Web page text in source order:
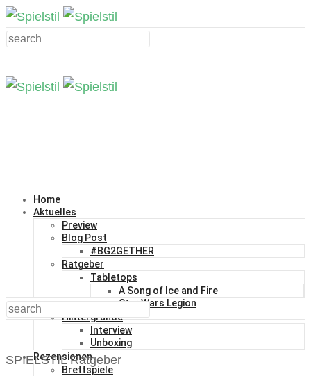
Home
Aktuelles
Preview
Blog Post
#BG2GETHER
Ratgeber
Tabletops
A Song of Ice and Fire
Star Wars Legion
Hintergründe
Interview
Unboxing
Rezensionen
Brettspiele
SPIELSTIL Ratgeber